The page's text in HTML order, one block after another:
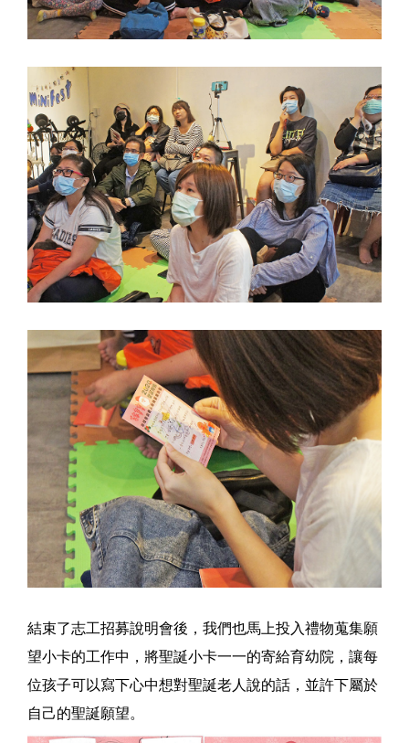
結束了志工招募說明會後，我們也馬上投入禮物蒐集願
望小卡的工作中，將聖誕小卡一一的寄給育幼院，讓每
位孩子可以寫下心中想對聖誕老人說的話，並許下屬於
自己的聖誕願望。